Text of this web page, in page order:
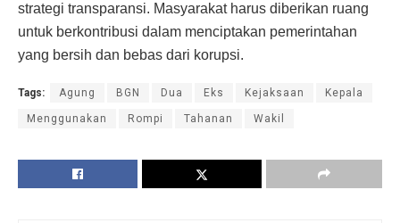
strategi transparansi. Masyarakat harus diberikan ruang
untuk berkontribusi dalam menciptakan pemerintahan
yang bersih dan bebas dari korupsi.
Tags: Agung BGN Dua Eks Kejaksaan Kepala
Menggunakan Rompi Tahanan Wakil